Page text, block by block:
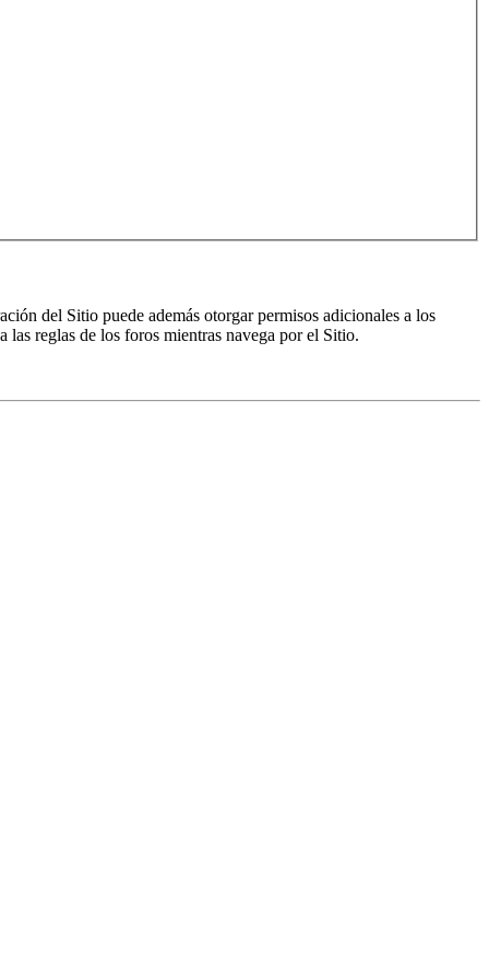
del Sitio puede además otorgar permisos adicionales a los
las reglas de los foros mientras navega por el Sitio.